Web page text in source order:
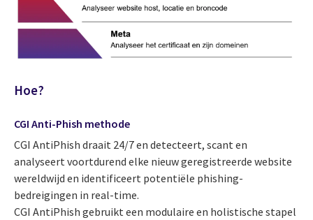
Hoe?
CGI Anti-Phish methode
CGI AntiPhish draait 24/7 en detecteert, scant en
analyseert voortdurend elke nieuw geregistreerde website
wereldwijd en identificeert potentiële phishing-
bedreigingen in real-time.
CGI AntiPhish gebruikt een modulaire en holistische stapel